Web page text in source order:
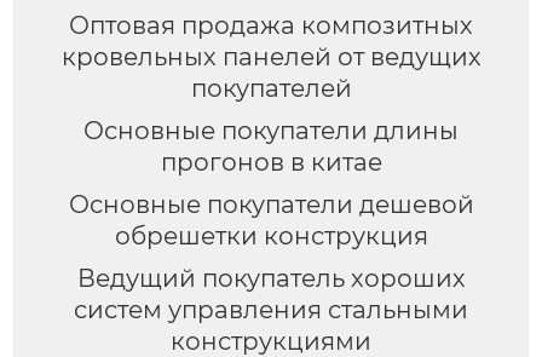
Оптовая продажа композитных
кровельных панелей от ведущих
покупателей
Основные покупатели длины
прогонов в китае
Основные покупатели дешевой
обрешетки конструкция
Ведущий покупатель хороших
систем управления стальными
конструкциями